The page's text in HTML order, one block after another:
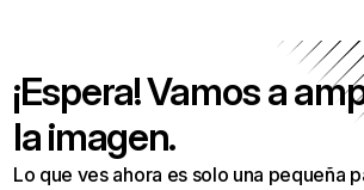
¡Espera! Vamos a
la imagen.
Lo que ves ahora es solo una pequeña